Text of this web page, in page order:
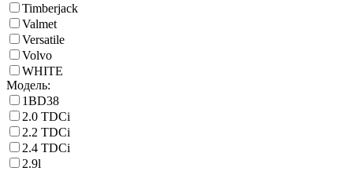
Timberjack
Valmet
Versatile
Volvo
WHITE
Модель:
1BD38
2.0 TDCi
2.2 TDCi
2.4 TDCi
2.9l